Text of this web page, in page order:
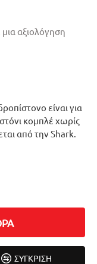
είναι για
κομπλέ χωρίς
από την Shark.
αξιολόγηση
ΣΎΓΚΡΙΣΗ